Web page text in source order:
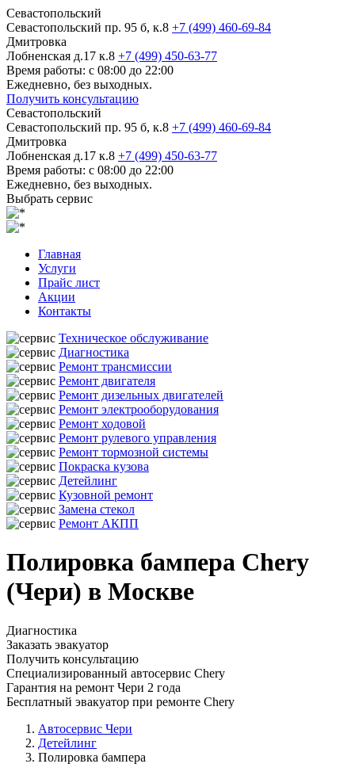
Севастопольский
Севастопольский пр. 95 б, к.8 +7 (499) 460-69-84
Дмитровка
Лобненская д.17 к.8 +7 (499) 450-63-77
Время работы: с 08:00 до 22:00
Ежедневно, без выходных.
Получить консультацию
Севастопольский
Севастопольский пр. 95 б, к.8 +7 (499) 460-69-84
Дмитровка
Лобненская д.17 к.8 +7 (499) 450-63-77
Время работы: с 08:00 до 22:00
Ежедневно, без выходных.
Выбрать сервис
Главная
Услуги
Прайс лист
Акции
Контакты
Техническое обслуживание
Диагностика
Ремонт трансмиссии
Ремонт двигателя
Ремонт дизельных двигателей
Ремонт электрооборудования
Ремонт ходовой
Ремонт рулевого управления
Ремонт тормозной системы
Покраска кузова
Детейлинг
Кузовной ремонт
Замена стекол
Ремонт АКПП
Полировка бампера Chery
(Чери) в Москве
Диагностика
Заказать эвакуатор
Получить консультацию
Специализированный автосервис Chery
Гарантия на ремонт Чери 2 года
Бесплатный эвакуатор при ремонте Chery
Автосервис Чери
Детейлинг
Полировка бампера